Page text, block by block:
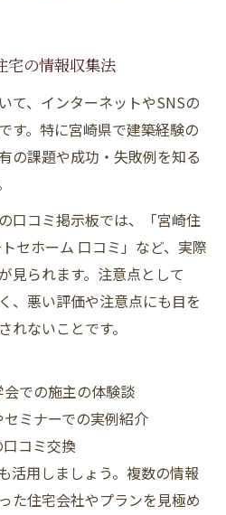
宅の情報収集法
て、インターネットやSNSの
す。特に宮崎県で建築経験の
の課題や成功・失敗例を知る
口コミ掲示板では、「宮崎住
セホーム 口コミ」など、実際
見られます。注意点として
、悪い評価や注意点にも目を
ないことです。
での施主の体験談
ミナーでの実例紹介
コミ交換
活用しましょう。複数の情報
た住宅会社やプランを見極め